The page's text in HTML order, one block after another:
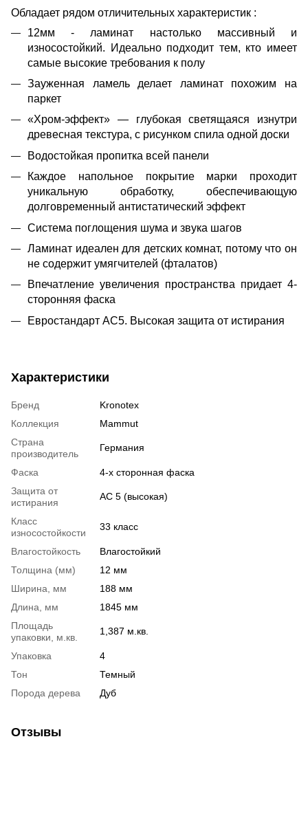
Обладает рядом отличительных характеристик :
12мм - ламинат настолько массивный и
износостойкий. Идеально подходит тем, кто имеет
самые высокие требования к полу
Зауженная ламель делает ламинат похожим на
паркет
«Хром-эффект» — глубокая светящаяся изнутри
древесная текстура, с рисунком спила одной доски
Водостойкая пропитка всей панели
Каждое напольное покрытие марки проходит
уникальную обработку, обеспечивающую
долговременный антистатический эффект
Система поглощения шума и звука шагов
Ламинат идеален для детских комнат, потому что он
не содержит умягчителей (фталатов)
Впечатление увеличения пространства придает 4-
сторонняя фаска
Евростандарт AC5. Высокая защита от истирания
Характеристики
Бренд
Kronotex
Коллекция
Mammut
Страна
производитель
Германия
Фаска
4-х сторонная фаска
Защита от
истирания
АС 5 (высокая)
Класс
износостойкости
33 класс
Влагостойкость
Влагостойкий
Толщина (мм)
12 мм
Ширина, мм
188 мм
Длина, мм
1845 мм
Площадь
упаковки, м.кв.
1,387 м.кв.
Упаковка
4
Тон
Темный
Порода дерева
Дуб
Отзывы